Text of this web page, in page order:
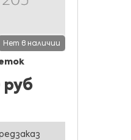
Нет в наличии
руб